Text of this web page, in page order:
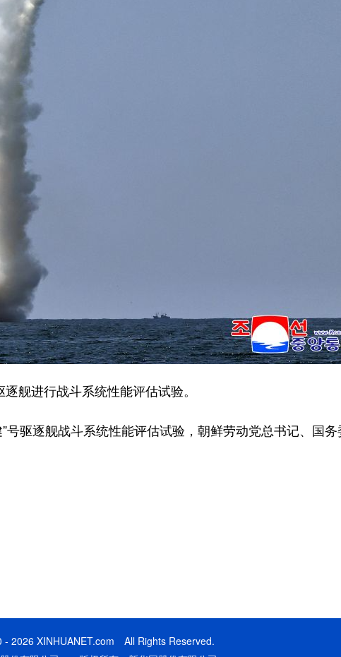
舰进行战斗系统性能评估试验。
驱逐舰战斗系统性能评估试验，朝鲜劳动党总书记、国务
- 2026 XINHUANET.com All Rights Reserved.